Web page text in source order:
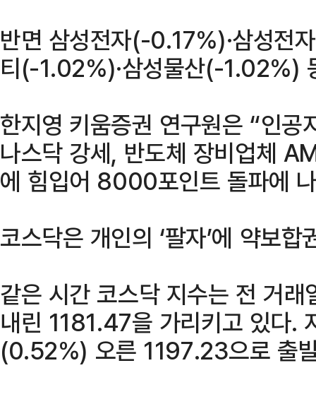
반면 삼성전자(-0.17%)·삼성전
티(-1.02%)·삼성물산(-1.02%)
한지영 키움증권 연구원은 “인
나스닥 강세, 반도체 장비업체
에 힘입어 8000포인트 돌파에
코스닥은 개인의 ‘팔자’에 약보
같은 시간 코스닥 지수는 전 거
내린 1181.47을 가리키고 있다.
(0.52%) 오른 1197.23으로 출